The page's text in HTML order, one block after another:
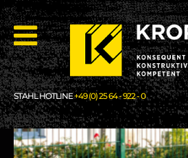
STAHL HOTLINE+49 (0) 25 64 - 922 - 0